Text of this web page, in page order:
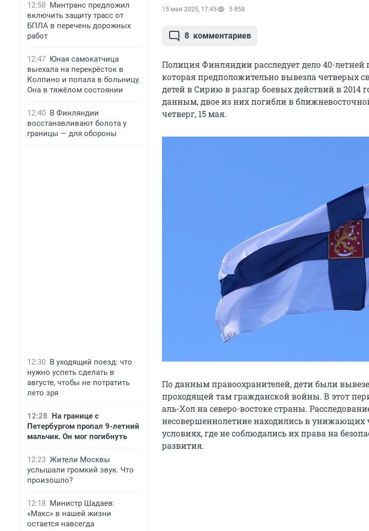
12:58 Минтранс предложил
включить защиту трасс от
БПЛА в перечень дорожных
работ
12:47 Юная самокатчица
выехала на перекрёсток в
Колпино и попала в больницу.
Она в тяжёлом состоянии
12:40 В Финляндии
восстанавливают болота у
границы — для обороны
12:30 В уходящий поезд: что
нужно успеть сделать в
августе, чтобы не потратить
лето зря
12:28 На границе с
Петербургом пропал 9-летний
мальчик. Он мог погибнуть
12:23 Жители Москвы
услышали громкий звук. Что
произошло?
12:18 Министр Шадаев:
«Макс» в нашей жизни
остается навсегда
15 мая 2025, 17:45 5 858
8 комментариев
Полиция Финляндии расследует дело 40-
которая предположительно вывезла четверых
детей в Сирию в разгар боевых действийв 2014
данным, двое из них погибли в
четверг, 15 мая.
По данным правоохранителей, дети были
проходящей там гражданской войны. В этот
аль-Хол на северо-востоке страны.
несовершеннолетние находились в унижающих
условиях, где не соблюдались их права на
развития.